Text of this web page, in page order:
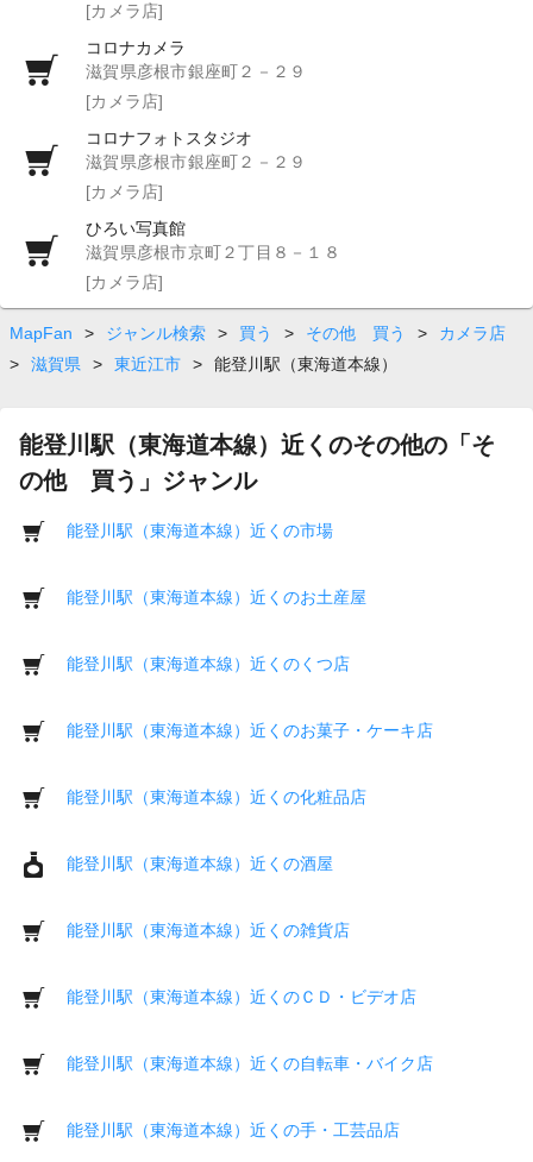
[カメラ店]
コロナカメラ
滋賀県彦根市銀座町２－２９
[カメラ店]
コロナフォトスタジオ
滋賀県彦根市銀座町２－２９
[カメラ店]
ひろい写真館
滋賀県彦根市京町２丁目８－１８
[カメラ店]
MapFan > ジャンル検索 > 買う > その他 買う >
カメラ店
>
滋賀県 > 東近江市 > 能登川駅（東海道本線）
能登川駅（東海道本線）近くのその他の「そ
の他 買う」ジャンル
能登川駅（東海道本線）近くの市場
能登川駅（東海道本線）近くのお土産屋
能登川駅（東海道本線）近くのくつ店
能登川駅（東海道本線）近くのお菓子・ケーキ店
能登川駅（東海道本線）近くの化粧品店
能登川駅（東海道本線）近くの酒屋
能登川駅（東海道本線）近くの雑貨店
能登川駅（東海道本線）近くのＣＤ・ビデオ店
能登川駅（東海道本線）近くの自転車・バイク店
能登川駅（東海道本線）近くの手・工芸品店